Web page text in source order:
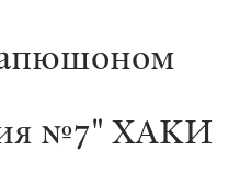
№7" ХАКИ